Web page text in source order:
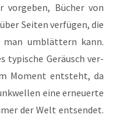
vor­ge­ben, Bücher von
Sei­ten ver­fü­gen, die
umblät­tern kann.
typi­sche Geräusch ver­
Moment ent­steht, da
eine erneu­er­te
der Welt ent­sen­det.